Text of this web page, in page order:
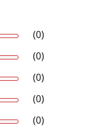
(0)
(0)
(0)
(0)
(0)